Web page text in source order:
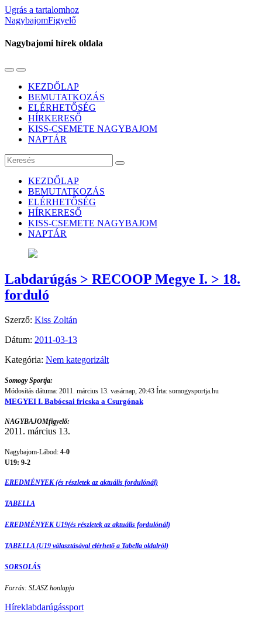
Ugrás a tartalomhoz
NagybajomFigyelő
Nagybajomi hírek oldala
Váltás
mobil
menüre
Használja
keresés
mezőt
KEZDŐLAP
BEMUTATKOZÁS
ELÉRHETŐSÉG
HÍRKERESŐ
KISS-CSEMETE NAGYBAJOM
NAPTÁR
Keresés
KEZDŐLAP
BEMUTATKOZÁS
ELÉRHETŐSÉG
HÍRKERESŐ
KISS-CSEMETE NAGYBAJOM
NAPTÁR
Labdarúgás > RECOOP Megye I. > 18.
forduló
Szerző: Kiss Zoltán
Dátum: 2011-03-13
Kategória: Nem kategorizált
Somogy Sportja:
Módosítás dátuma: 2011. március 13. vasárnap, 20:43 Írta: somogysportja.hu
MEGYEI I. Babócsai fricska a Csurgónak
NAGYBAJOMfigyelő:
2011. március 13.
Nagybajom-Lábod: 4-0
U19: 9-2
EREDMÉNYEK (és részletek az aktuális fordulónál)
TABELLA
EREDMÉNYEK U19(és részletek az aktuális fordulónál)
TABELLA (U19 választásával elérhető a Tabella oldalról)
SORSOLÁS
Forrás: SLASZ honlapja
Híreklabdarúgássport